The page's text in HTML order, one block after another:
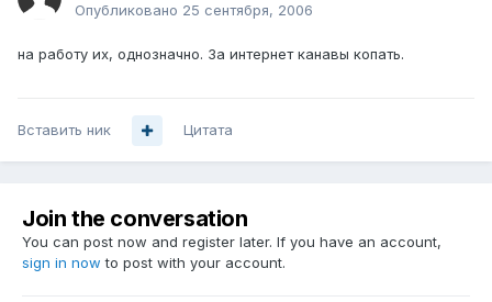
Опубликовано 25 сентября, 2006
на работу их, однозначно. За интернет канавы копать.
Вставить ник Цитата
Join the conversation
You can post now and register later. If you have an account,
sign in now to post with your account.